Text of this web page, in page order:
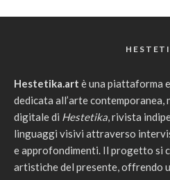
Hestetika.art è una piattaforma
dedicata all’arte contemporanea,
digitale di Hestetika, rivista
linguaggi visivi attraverso
e approfondimenti. Il progetto si
artistiche del presente, offrendo